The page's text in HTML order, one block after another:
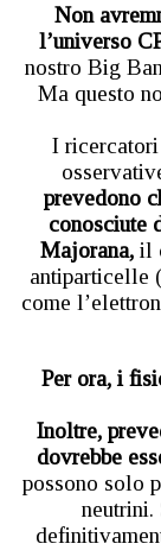
Non
l’universo
nostro Big
Ma questo
I ricercatori
prevedono
conosciute
Majorana,il
antiparticelle
come
Per ora, i
Inoltre,
dovrebbe
possono solo
neutrini.